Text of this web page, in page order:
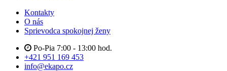
Kontakty
O nás
Sprievodca spokojnej ženy
Po-Pia 7:00 - 13:00 hod.
+421 951 169 453
info@ekapo.cz